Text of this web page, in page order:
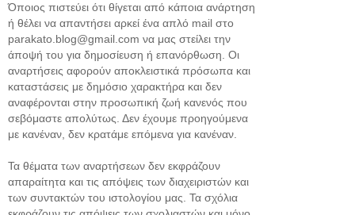
Όποιος πιστεύει ότι θίγεται από κάποια ανάρτηση
ή θέλει να απαντήσει αρκεί ένα απλό mail στο
parakato.blog@gmail.com να μας στείλει την
άποψή του για δημοσίευση ή επανόρθωση. Οι
αναρτήσεις αφορούν αποκλειστικά πρόσωπα και
καταστάσεις με δημόσιο χαρακτήρα και δεν
αναφέρονται στην προσωπική ζωή κανενός που
σεβόμαστε απολύτως. Δεν έχουμε προηγούμενα
με κανέναν, δεν κρατάμε επόμενα για κανέναν.
Τα θέματα των αναρτήσεων δεν εκφράζουν
απαραίτητα και τις απόψεις των διαχειριστών και
των συντακτών του ιστολογίου μας. Τα σχόλια